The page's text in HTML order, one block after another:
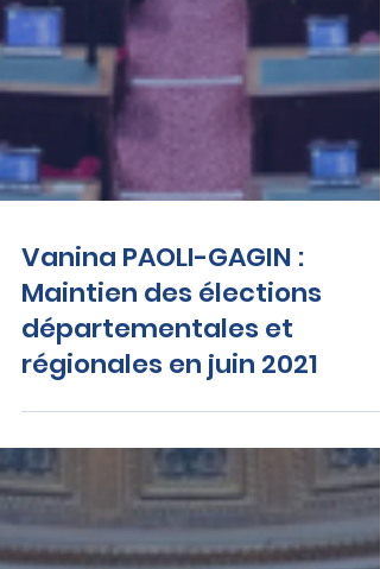
Vanina PAOLI-GAGIN :
Maintien des élections
départementales et
régionales en juin 2021